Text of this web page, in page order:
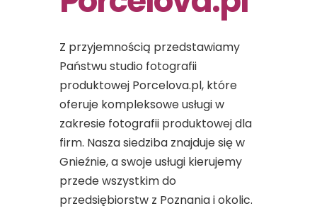
Z przyjemnością przedstawiamy
Państwu studio fotografii
produktowej Porcelova.pl, które
oferuje kompleksowe usługi w
zakresie fotografii produktowej dla
firm. Nasza siedziba znajduje się w
Gnieźnie, a swoje usługi kierujemy
przede wszystkim do
przedsiębiorstw z Poznania i okolic.